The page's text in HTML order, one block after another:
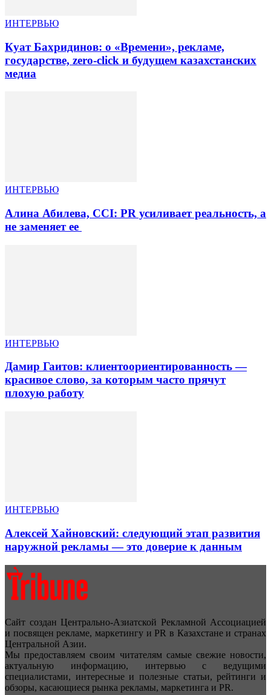
ИНТЕРВЬЮ
Куат Бахридинов: о «Времени», рекламе,
государстве, zero-click и будущем казахстанских
медиа
ИНТЕРВЬЮ
Алина Абилева, CCI: PR усиливает реальность, а
не заменяет ее
ИНТЕРВЬЮ
Дамир Гаитов: клиентоориентированность —
красивое слово, за которым часто прячут
плохую работу
ИНТЕРВЬЮ
Алексей Хайновский: следующий этап развития
наружной рекламы — это доверие к данным
Сайт создан Центрально-Азиатской Рекламной Ассоциацией
и посвящен рекламе, маркетингу и PR в Казахстане и странах
Центральной Азии.
Мы предоставляем своим читателям самые свежие новости,
актуальную информацию, интервью с ведущими
специалистами, интересные и полезные статьи, рейтинги и
обзоры, касающиеся рынка рекламы, маркетинга и PR.